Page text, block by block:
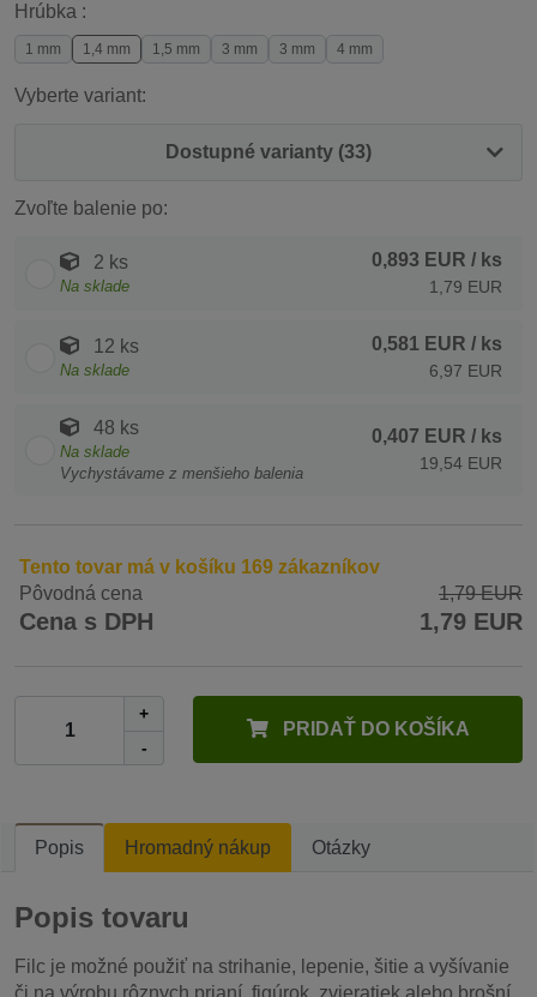
Hrúbka :
1 mm 1,4 mm 1,5 mm 3 mm 3 mm 4 mm
Vyberte variant:
Dostupné varianty (33)
Zvoľte balenie po:
2 ks
Na sklade
0,893 EUR / ks
1,79 EUR
12 ks
Na sklade
0,581 EUR / ks
6,97 EUR
48 ks
Na sklade
Vychystávame z menšieho balenia
0,407 EUR / ks
19,54 EUR
Tento tovar má v košíku 169 zákazníkov
Pôvodná cena
1,79 EUR
Cena s DPH 1,79 EUR
+
-
PRIDAŤ DO KOŠÍKA
Popis Hromadný nákup Otázky
Popis tovaru
Filc je možné použiť na strihanie, lepenie, šitie a vyšívanie
či na výrobu rôznych prianí, figúrok, zvieratiek alebo brošní.